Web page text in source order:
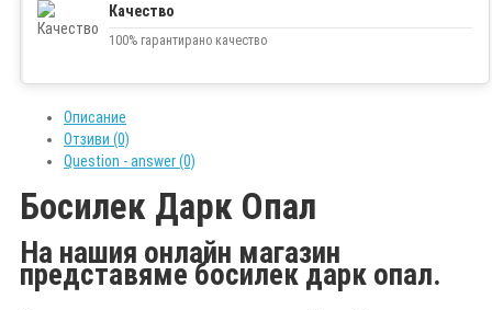
Качество
100% гарантирано качество
Описание
Отзиви (0)
Question - answer (0)
Босилек Дарк Опал
На нашия онлайн магазин
представяме босилек дарк опал.